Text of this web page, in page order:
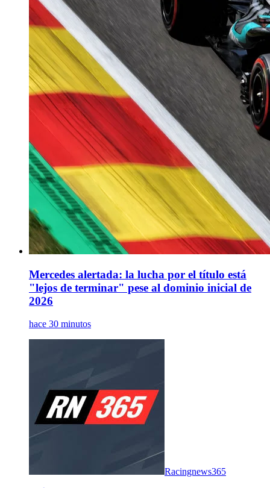
Mercedes alertada: la lucha por el título está
"lejos de terminar" pese al dominio inicial de
2026
hace 30 minutos
Racingnews365